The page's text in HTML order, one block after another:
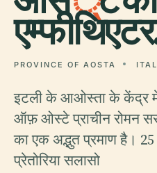
PROVINCE OF AOSTA
इटली के आओस्ता के केंद्र में
ऑफ़ ओस्टे प्राचीन रोमन
का एक अद्भुत प्रमाण है। 25
प्रेतोरिया सलासो